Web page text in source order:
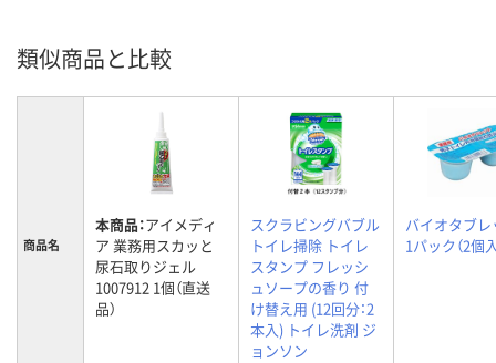
類似商品と比較
商品名
本商品：アイメディ
ア 業務用スカッと
尿石取りジェル
1007912 1個（直送
品）
スクラビングバブル
トイレ掃除 トイレ
スタンプ フレッシ
ュソープの香り 付
け替え用 (12回分：2
本入) トイレ洗剤 ジ
ョンソン
バイオタブ
1パック（2個